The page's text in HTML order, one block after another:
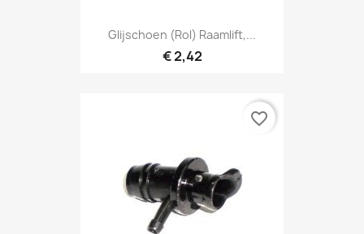
Glijschoen (rol) Raamlift,...
€ 2,42
favorite_border